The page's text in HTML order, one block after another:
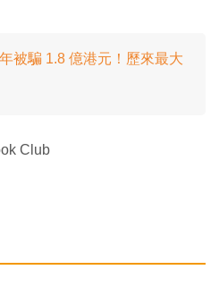
被騙 1.8 億港元！歷來最大
Club